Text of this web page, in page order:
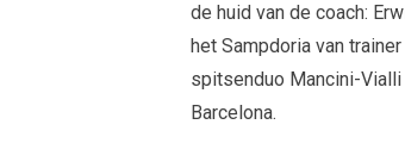
de huid van de coach:
het Sampdoria van
spitsenduo Mancini-
Barcelona.